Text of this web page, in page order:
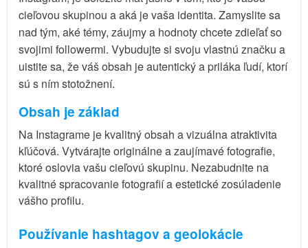
cieľovou skupinou a aká je vaša identita. Zamyslite sa
nad tým, aké témy, záujmy a hodnoty chcete zdieľať so
svojimi followermi. Vybudujte si svoju vlastnú značku a
uistite sa, že váš obsah je autentický a priláka ľudí, ktorí
sú s ním stotožnení.
Obsah je základ
Na Instagrame je kvalitný obsah a vizuálna atraktivita
kľúčová. Vytvárajte originálne a zaujímavé fotografie,
ktoré oslovia vašu cieľovú skupinu. Nezabudnite na
kvalitné spracovanie fotografií a estetické zosúladenie
vášho profilu.
Používanie hashtagov a geolokácie